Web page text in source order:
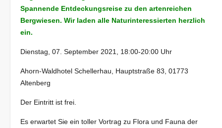
Spannende Entdeckungsreise zu den artenreichen
Bergwiesen. Wir laden alle Naturinteressierten herzlich
ein.
Dienstag, 07. September 2021, 18:00-20:00 Uhr
Ahorn-Waldhotel Schellerhau, Hauptstraße 83, 01773
Altenberg
Der Eintritt ist frei.
Es erwartet Sie ein toller Vortrag zu Flora und Fauna der